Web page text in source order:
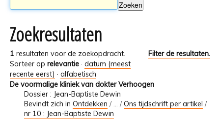
Zoekresultaten
1 resultaten voor de zoekopdracht.
Filter de resultaten.
Sorteer op relevantie · datum (meest
recente eerst) · alfabetisch
De voormalige kliniek van dokter Verhoogen
Dossier : Jean-Baptiste Dewin
Bevindt zich in Ontdekken /… /Ons tijdschrift per artikel /
nr 10 : Jean-Baptiste Dewin